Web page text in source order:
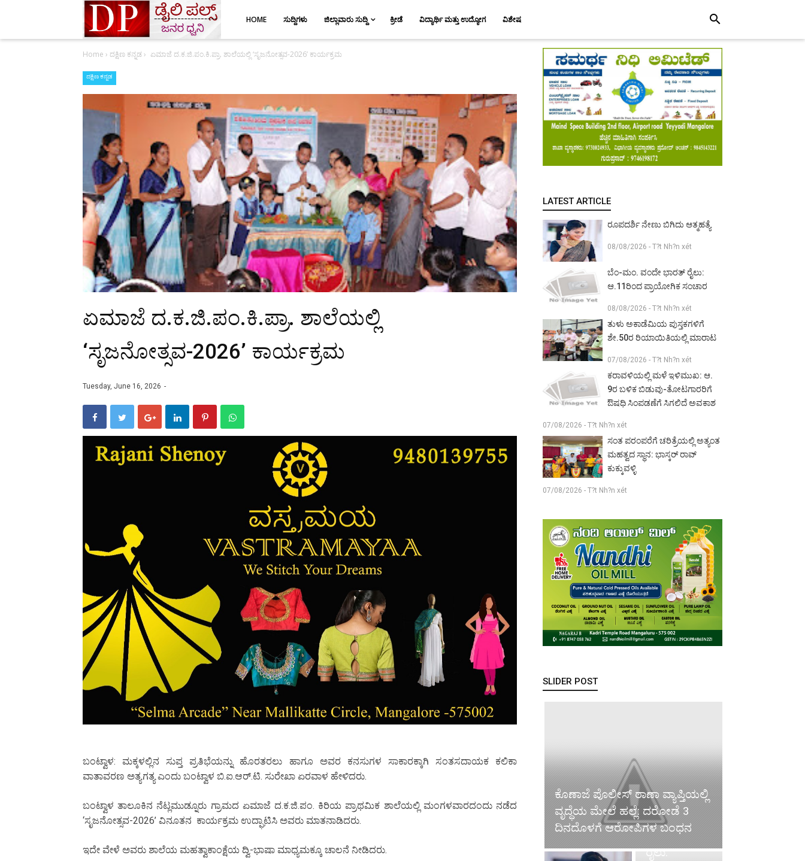
HOME ಸುದ್ದಿಗಳು ಜಿಲ್ಲಾವಾರು ಸುದ್ದಿ ಕ್ರೀಡೆ ವಿದ್ಯಾರ್ಥಿ ಮತ್ತು ಉದ್ಯೋಗ ವಿಶೇಷ search
Home › ದಕ್ಷಿಣ ಕನ್ನಡ› ಏಮಾಜೆ ದ.ಕ.ಜಿ.ಪಂ.ಕಿ.ಪ್ರಾ. ಶಾಲೆಯಲ್ಲಿ ‘ಸೃಜನೋತ್ಸವ-2026’ ಕಾರ್ಯಕ್ರಮ
ದಕ್ಷಿಣ ಕನ್ನಡ
ಏಮಾಜೆ ದ.ಕ.ಜಿ.ಪಂ.ಕಿ.ಪ್ರಾ. ಶಾಲೆಯಲ್ಲಿ
‘ಸೃಜನೋತ್ಸವ-2026’ ಕಾರ್ಯಕ್ರಮ
Tuesday, June 16, 2026
ಬಂಟ್ವಾಳ: ಮಕ್ಕಳಲ್ಲಿನ ಸುಪ್ತ ಪ್ರತಿಭೆಯನ್ನು ಹೊರತರಲು ಹಾಗೂ ಅವರ ಕನಸುಗಳ ಸಾಕಾರಕ್ಕಾಗಿ ಸಂತಸದಾಯಕ ಕಲಿಕಾ
ವಾತಾವರಣ ಅತ್ಯಗತ್ಯ ಎಂದು ಬಂಟ್ವಾಳ ಬಿ.ಐ.ಆರ್.ಟಿ. ಸುರೇಖಾ ಏರವಾಳ ಹೇಳಿದರು.
ಬಂಟ್ವಾಳ ತಾಲೂಕಿನ ನೆಟ್ಲಮುಡ್ನೂರು ಗ್ರಾಮದ ಏಮಾಜೆ ದ.ಕ.ಜಿ.ಪಂ. ಕಿರಿಯ ಪ್ರಾಥಮಿಕ ಶಾಲೆಯಲ್ಲಿ ಮಂಗಳವಾರದಂದು ನಡೆದ
‘ಸೃಜನೋತ್ಸವ-2026’ ವಿನೂತನ ಕಾರ್ಯಕ್ರಮ ಉದ್ಘಾಟಿಸಿ ಅವರು ಮಾತನಾಡಿದರು.
ಇದೇ ವೇಳೆ ಅವರು ಶಾಲೆಯ ಮಹತ್ವಾಕಾಂಕ್ಷೆಯ ದ್ವಿ-ಭಾಷಾ ಮಾಧ್ಯಮಕ್ಕೂ ಚಾಲನೆ ನೀಡಿದರು.
LATEST ARTICLE
ರೂಪದರ್ಶಿ ನೇಣು ಬಿಗಿದು ಆತ್ಮಹತ್ಯೆ
08/08/2026 - T?t Nh?n xét
ಬೆಂ-ಮಂ. ವಂದೇ ಭಾರತ್ ರೈಲು:
ಆ.11ರಿಂದ ಪ್ರಾಯೋಗಿಕ ಸಂಚಾರ
08/08/2026 - T?t Nh?n xét
ತುಳು ಅಕಾಡೆಮಿಯ ಪುಸ್ತಕಗಳಿಗೆ
ಶೇ.50ರ ರಿಯಾಯಿತಿಯಲ್ಲಿ ಮಾರಾಟ
07/08/2026 - T?t Nh?n xét
ಕರಾವಳಿಯಲ್ಲಿ ಮಳೆ ಇಳಿಮುಖ: ಆ.
9ರ ಬಳಿಕ ಬಿಡುವು-ತೋಟಗಾರರಿಗೆ
ಔಷಧಿ ಸಿಂಪಡಣೆಗೆ ಸಿಗಲಿದೆ ಅವಕಾಶ
07/08/2026 - T?t Nh?n xét
ಸಂತ ಪರಂಪರೆಗೆ ಚರಿತ್ರೆಯಲ್ಲಿ ಅತ್ಯಂತ
ಮಹತ್ವದ ಸ್ಥಾನ: ಭಾಸ್ಕರ್ ರಾವ್
ಕುಕ್ಕುವಳ್ಳಿ
07/08/2026 - T?t Nh?n xét
SLIDER POST
ಕೊಣಾಜೆ ಪೊಲೀಸ್ ಠಾಣಾ ವ್ಯಾಪ್ತಿಯಲ್ಲಿ
ವೃದ್ಧೆಯ ಮೇಲೆ ಹಲ್ಲೆ: ದರೋಡೆ 3
ದಿನದೊಳಗೆ ಆರೋಪಿಗಳ ಬಂಧನ
ಬೆಂ-ಮಂ.
ವಂದೇ ಭಾರತ್
ರೈಲು: